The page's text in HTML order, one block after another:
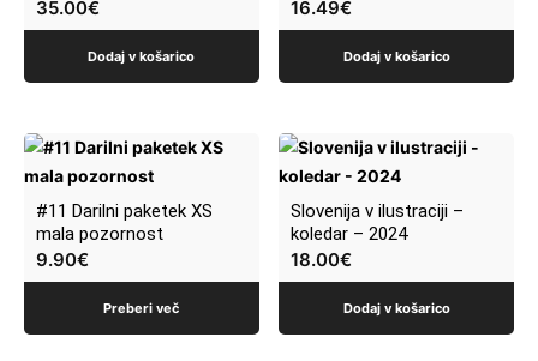
35.00€
Dodaj v košarico
16.49€
Dodaj v košarico
#11 Darilni paketek XS
mala pozornost
9.90€
Preberi več
Slovenija v ilustraciji –
koledar – 2024
18.00€
Dodaj v košarico